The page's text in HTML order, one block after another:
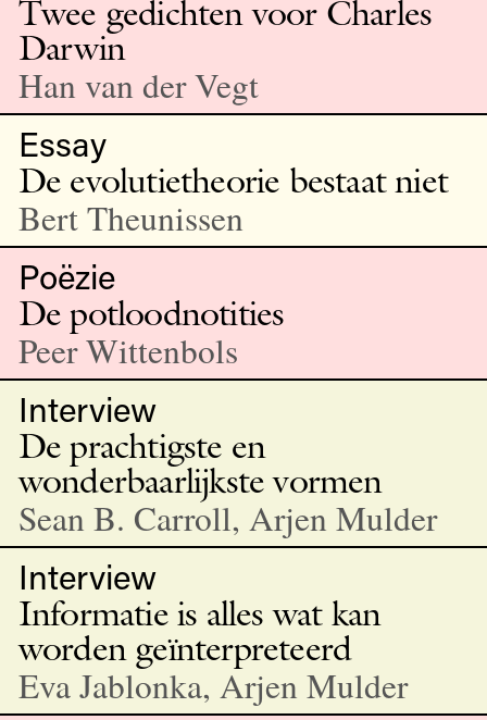
Twee gedichten voor Charles
Darwin
Han van der Vegt
Essay
De evolutietheorie bestaat niet
Bert Theunissen
Poëzie
De potloodnotities
Peer Wittenbols
Interview
De prachtigste en
wonderbaarlijkste vormen
Sean B. Carroll, Arjen Mulder
Interview
Informatie is alles wat kan
worden geïnterpreteerd
Eva Jablonka, Arjen Mulder